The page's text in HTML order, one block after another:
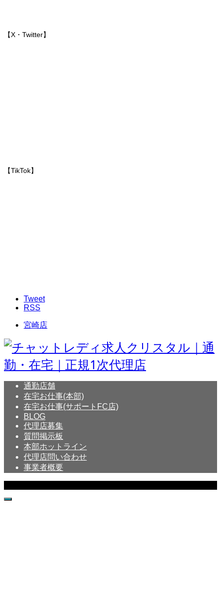
【X・Twitter】
【TikTok】
Tweet
RSS
宮崎店
通勤店舗
在宅お仕事(本部)
在宅お仕事(サポートFC店)
BLOG
代理店募集
質問掲示板
本部ホットライン
代理店問い合わせ
事業者概要